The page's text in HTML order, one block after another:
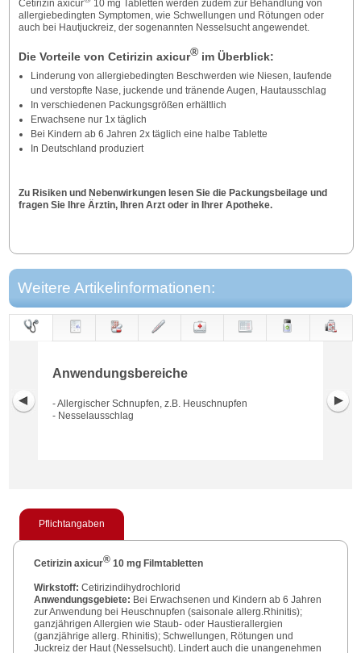
Cetirizin axicur
10 mg Tabletten werden zudem zur Behandlung von
allergiebedingten Symptomen, wie Schwellungen und Rötungen oder
auch bei Hautjuckreiz, der sogenannten Nesselsucht angewendet.
Die Vorteile von Cetirizin axicur®im Überblick:
Linderung von allergiebedingten Beschwerden wie Niesen, laufende
und verstopfte Nase, juckende und tränende Augen, Hautausschlag
In verschiedenen Packungsgrößen erhältlich
Erwachsene nur 1x täglich
Bei Kindern ab 6 Jahren 2x täglich eine halbe Tablette
In Deutschland produziert
Zu Risiken und Nebenwirkungen lesen Sie die Packungsbeilage und
fragen Sie Ihre Ärztin, Ihren Arzt oder in Ihrer Apotheke.
Weitere Artikelinformationen:
Anwendungsbereiche
- Allergischer Schnupfen, z.B. Heuschnupfen
- Nesselausschlag
Pflichtangaben
Cetirizin axicur®10 mg Filmtabletten
Wirkstoff: Cetirizindihydrochlorid
Anwendungsgebiete: Bei Erwachsenen und Kindern ab 6 Jahren
zur Anwendung bei Heuschnupfen (saisonale allerg.Rhinitis);
ganzjährigen Allergien wie Staub- oder Haustierallergien
(ganzjährige allerg. Rhinitis); Schwellungen, Rötungen und
Juckreiz der Haut (Nesselsucht). Lindert auch die unangenehmen